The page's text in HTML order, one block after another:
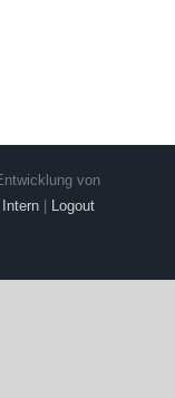
von
Intern Logout